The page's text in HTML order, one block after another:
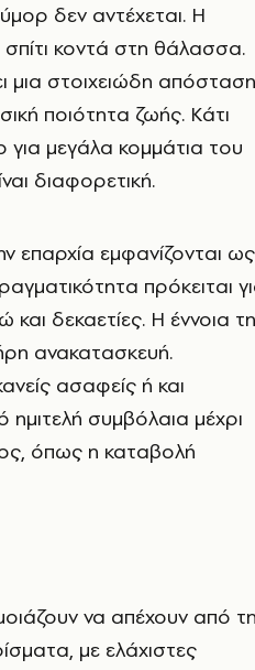
δεν αντέχεται. Η
σπίτι κοντά στη θάλασσα.
μια στοιχειώδη απόσταση
ποιότητα ζωής. Κάτι
μεγάλα κομμάτια του
διαφορετική.
επαρχία εμφανίζονται ως
πρόκειται
και δεκαετίες. Η έννοια
ανακατασκευή.
ασαφείς ή και
συμβόλαια μέχρι
όπως η καταβολή
να απέχουν από
με ελάχιστες